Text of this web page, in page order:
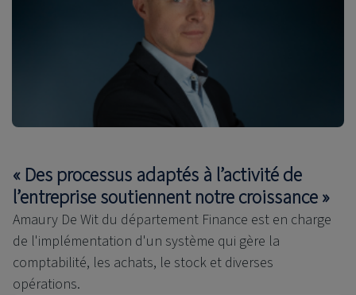
« Des processus adaptés à l’activité de
l’entreprise soutiennent notre croissance »
Amaury De Wit du département Finance est en charge
de l'implémentation d'un système qui gère la
comptabilité, les achats, le stock et diverses
opérations.